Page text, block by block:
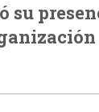
su